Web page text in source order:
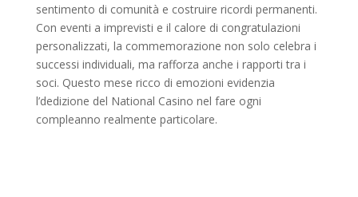
sentimento di comunità e costruire ricordi permanenti.
Con eventi a imprevisti e il calore di congratulazioni
personalizzati, la commemorazione non solo celebra i
successi individuali, ma rafforza anche i rapporti tra i
soci. Questo mese ricco di emozioni evidenzia
l’dedizione del National Casino nel fare ogni
compleanno realmente particolare.